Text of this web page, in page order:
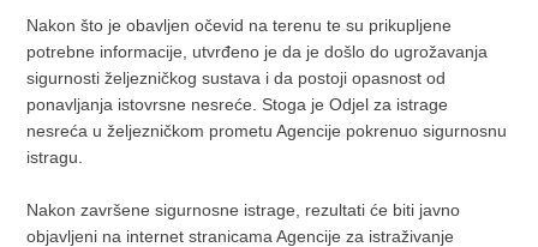
Nakon što je obavljen očevid na terenu te su prikupljene
potrebne informacije, utvrđeno je da je došlo do ugrožavanja
sigurnosti željezničkog sustava i da postoji opasnost od
ponavljanja istovrsne nesreće. Stoga je Odjel za istrage
nesreća u željezničkom prometu Agencije pokrenuo sigurnosnu
istragu.
Nakon završene sigurnosne istrage, rezultati će biti javno
objavljeni na internet stranicama Agencije za istraživanje